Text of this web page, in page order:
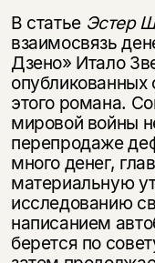
В статье Эстер
взаимосвязь
Дзено» Итало
этого романа.
мировой войны
перепродаже
много денег,
материальную
исследованию
написанием
берется по
Раз в
о книгах и
За
скидку 15%
Я
Вы можете
на склад
Я
Эта
не
Скажите,
вам уже